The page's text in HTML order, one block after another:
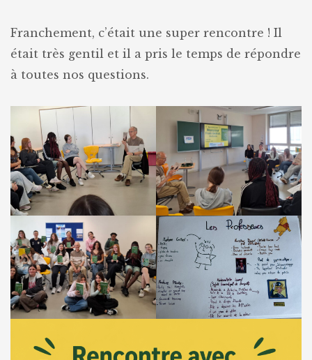
Franchement, c’était une super rencontre ! Il
était très gentil et il a pris le temps de répondre
à toutes nos questions.